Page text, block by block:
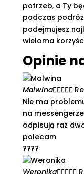
potrzeb, a Ty
podczas
podejmujesz
wieloma
Opinie
Malwina
Nie ma
na messengerze
odpisują raz
polecam
????
Weronika